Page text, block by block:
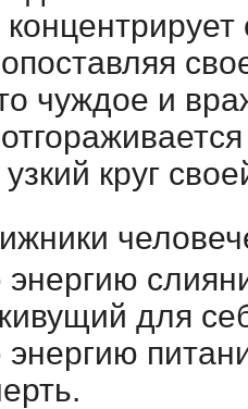
чуждое и
круг
энергию
для
энергию